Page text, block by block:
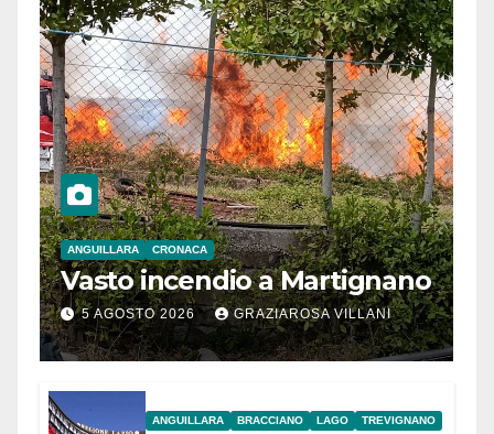
ANGUILLARA CRONACA
Vasto incendio a Martignano
5 AGOSTO 2026 GRAZIAROSA VILLANI
ANGUILLARA BRACCIANO LAGO TREVIGNANO